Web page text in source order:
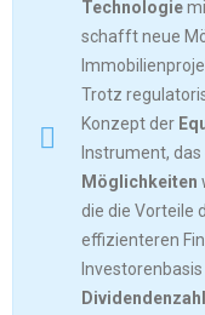
Technologie
schafft neue
Trotz
Konzept der
Instrument,
Möglichkeiten
die die Vorteile
effizienteren